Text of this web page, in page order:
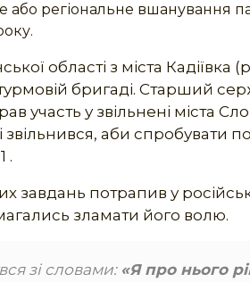
або регіональне вшанування
області з міста Кадіївка
бригаді. Старший
участь у звільнені міста
аби спробувати
.
завдань потрапив у
зламати його волю.
зі словами: «Я про нього